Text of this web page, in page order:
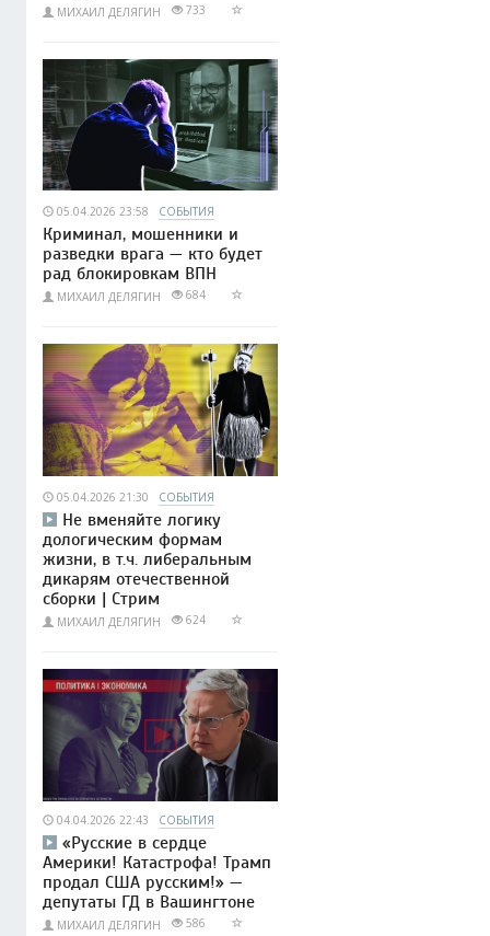
МИХАИЛ ДЕЛЯГИН 733
05.04.2026 23:58 СОБЫТИЯ
Криминал, мошенники и
разведки врага — кто будет
рад блокировкам ВПН
МИХАИЛ ДЕЛЯГИН 684
05.04.2026 21:30 СОБЫТИЯ
Не вменяйте логику
дологическим формам
жизни, в т.ч. либеральным
дикарям отечественной
сборки | Стрим
МИХАИЛ ДЕЛЯГИН 624
04.04.2026 22:43 СОБЫТИЯ
«Русские в сердце
Америки! Катастрофа! Трамп
продал США русским!» —
депутаты ГД в Вашингтоне
МИХАИЛ ДЕЛЯГИН 586